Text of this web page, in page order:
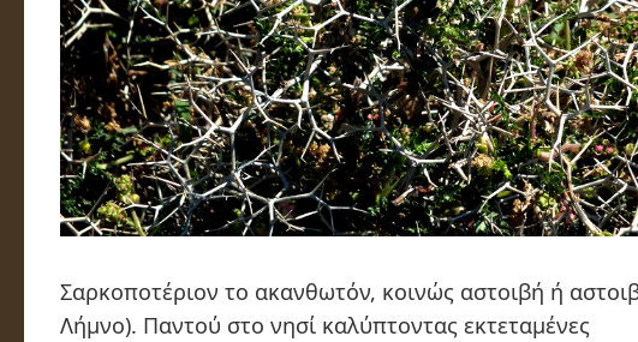
Σαρκοποτέριον το ακανθωτόν, κοινώς αστοιβή ή
Λήμνο). Παντού στο νησί καλύπτοντας εκτεταμένες